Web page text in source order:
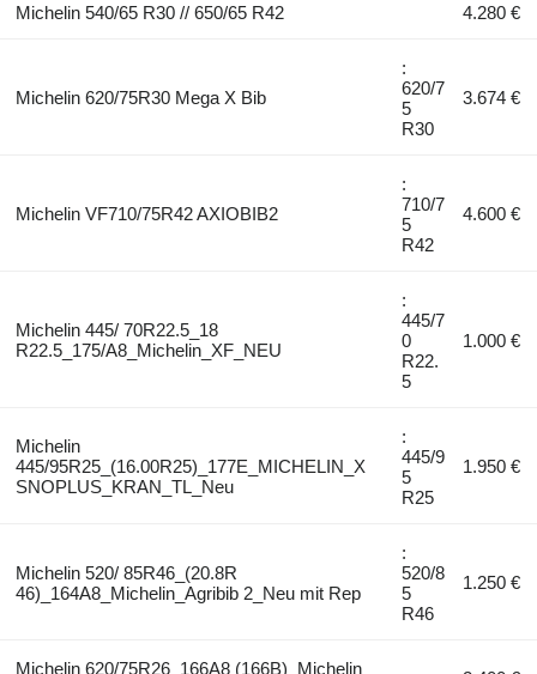
Michelin 540/65 R30 // 650/65 R42 4.280 €
Michelin 620/75R30 Mega X Bib
:
620/7
5
R30
3.674 €
Michelin VF710/75R42 AXIOBIB2
:
710/7
5
R42
4.600 €
Michelin 445/ 70R22.5_18
R22.5_175/A8_Michelin_XF_NEU
:
445/7
0
R22.
5
1.000 €
Michelin
445/95R25_(16.00R25)_177E_MICHELIN_X
SNOPLUS_KRAN_TL_Neu
:
445/9
5
R25
1.950 €
Michelin 520/ 85R46_(20.8R
46)_164A8_Michelin_Agribib 2_Neu mit Rep
:
520/8
5
R46
1.250 €
Michelin 620/75R26_166A8 (166B)_Michelin